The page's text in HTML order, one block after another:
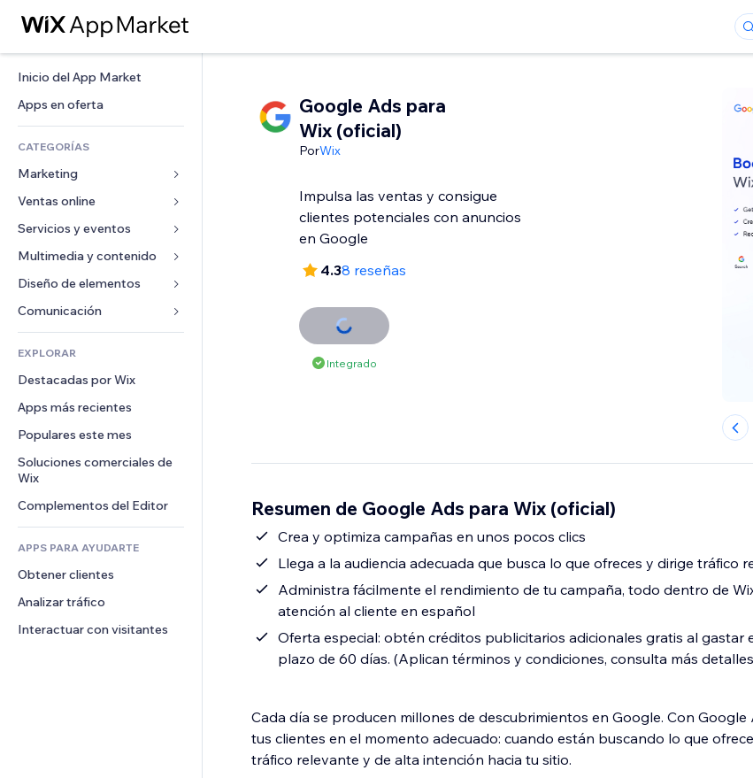
Inicio del App Market
Apps en oferta
CATEGORÍAS
Marketing
Anuncios
Móvil
Analíticas
Anuncios del sitio
Email
Ventas online
Apps para tiendas
Envíos y entregas
Botones de venta
Contabilidad
Cupones y fidelización
Almacenamiento de mercancía
Crowdfunding
Alimentos y bebidas
Servicios y eventos
Hoteles
Eventos
Restaurantes
Inmobiliarias
Reservas
Multimedia y contenido
Galerías
Música
Pódcast
Fotografía
Video
PDF
Compartir archivos
Noticias
Servicios de contenido
Efectos de texto
Diseño de elementos
Mapas y navegación
Privacidad y seguridad
Reloj
Plantillas para páginas
Efectos de imágenes
Botones y menús
Banners e insignias
Calculadoras
Buscar
Formularios
Encuestas
Chat
Comentarios
Teléfono
Comunidad
Reseñas y testimonios
EXPLORAR
Destacadas por Wix
Apps más recientes
Populares este mes
Soluciones comerciales de
Wix
Complementos del Editor
APPS PARA AYUDARTE
Obtener clientes
Analizar tráfico
Interactuar con visitantes
Google Ads para
Wix (oficial)
PorWix
Impulsa las ventas y consigue
clientes potenciales con anuncios
en Google
4.38 reseñas
Integrado
Resumen de Google Ads para Wix (oficial)
Crea y optimiza campañas en unos pocos clics
Llega a la audiencia adecuada que busca lo que ofreces y dirige tráfico
Administra fácilmente el rendimiento de tu campaña, todo dentro de
atención al cliente en español
Oferta especial: obtén créditos publicitarios adicionales gratis al gastar
plazo de 60 días. (Aplican términos y condiciones, consulta más
Cada día se producen millones de descubrimientos en Google. Con Google
tus clientes en el momento adecuado: cuando están buscando lo que
tráfico relevante y de alta intención hacia tu sitio.